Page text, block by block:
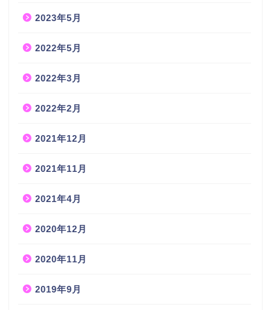
2023年5月
2022年5月
2022年3月
2022年2月
2021年12月
2021年11月
2021年4月
2020年12月
2020年11月
2019年9月